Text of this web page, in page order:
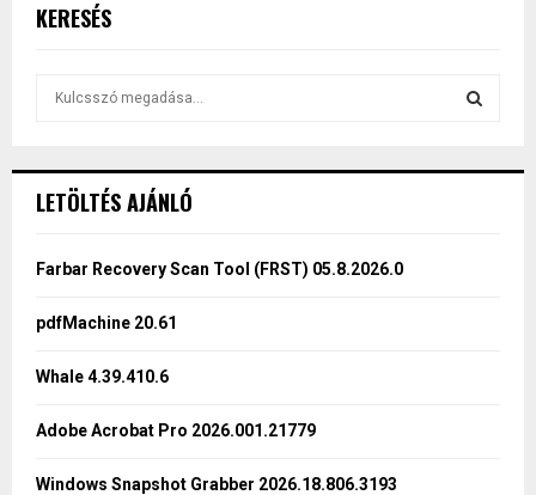
KERESÉS
h
o
LETÖLTÉS AJÁNLÓ
Farbar Recovery Scan Tool (FRST) 05.8.2026.0
pdfMachine 20.61
Whale 4.39.410.6
Adobe Acrobat Pro 2026.001.21779
Windows Snapshot Grabber 2026.18.806.3193